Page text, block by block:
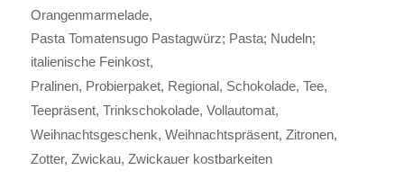
Orangenmarmelade
Pasta Tomatensugo Pastagwürz; Pasta; Nudeln;
italienische Feinkost
Pralinen Probierpaket Regional Schokolade Tee
Teepräsent Trinkschokolade Vollautomat
Weihnachtsgeschenk Weihnachtspräsent Zitronen
Zotter Zwickau Zwickauer kostbarkeiten